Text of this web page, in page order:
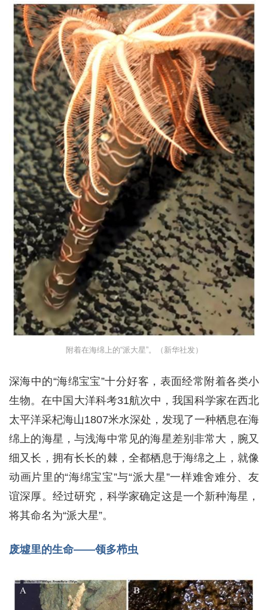
附着在海绵上的“派大星”。（新华社发）
深海中的“海绵宝宝”十分好客，表面经常附着各类小
生物。在中国大洋科考31航次中，我国科学家在西北
太平洋采杞海山1807米水深处，发现了一种栖息在海
绵上的海星，与浅海中常见的海星差别非常大，腕又
细又长，拥有长长的棘，全都栖息于海绵之上，就像
动画片里的“海绵宝宝”与“派大星”一样难舍难分、友
谊深厚。经过研究，科学家确定这是一个新种海星，
将其命名为“派大星”。
废墟里的生命——领多栉虫